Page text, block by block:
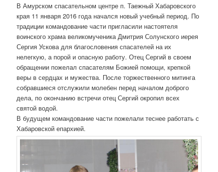
В Амурском спасательном центре п. Таежный Хабаровского
края 11 января 2016 года начался новый учебный период. По
традиции командование части пригласили настоятеля
воинского храма великомученика Дмитрия Солунского иерея
Сергия Ускова для благословения спасателей на их
нелегкую, а порой и опасную работу. Отец Сергий в своем
обращении пожелал спасателям Божией помощи, крепкой
веры в сердцах и мужества. После торжественного митинга
собравшиеся отслужили молебен перед началом доброго
дела, по окончанию встречи отец Сергий окропил всех
святой водой.
В будущем командование части пожелали теснее работать с
Хабаровской епархией.